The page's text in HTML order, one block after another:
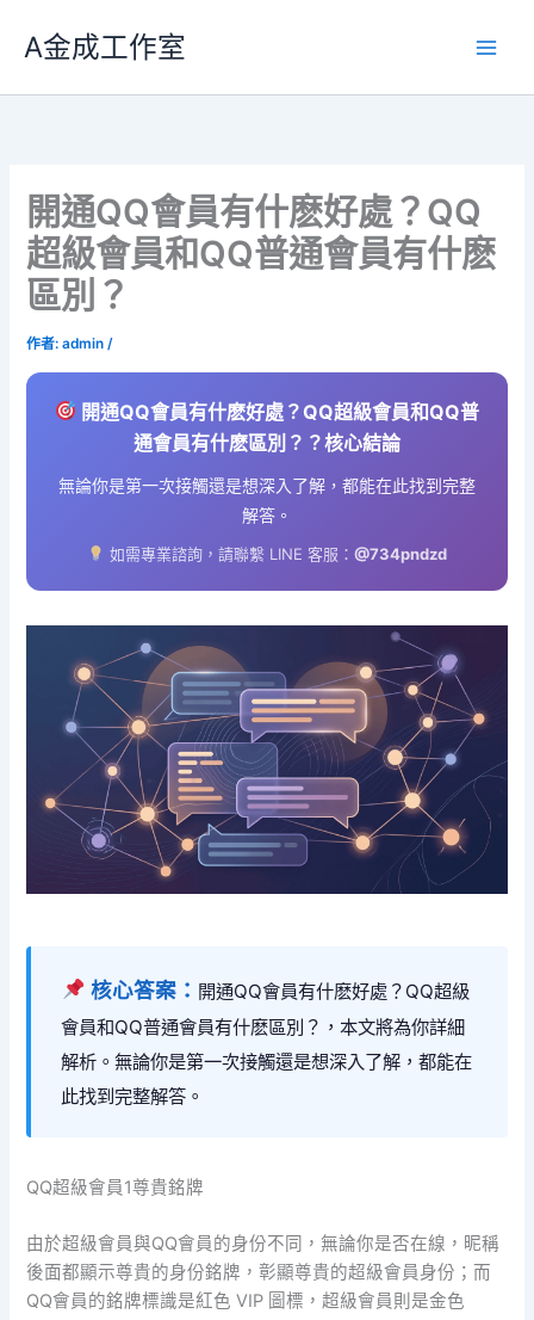
要
A金成工作室
開通QQ會員有什麽好處？QQ
超級會員和QQ普通會員有什麽
區別？
作者:admin/
開通QQ會員有什麽好處？QQ超級會員和QQ普
通會員有什麽區別？？核心結論
無論你是第一次接觸還是想深入了解，都能在此找到完整
解答。
如需專業諮詢，請聯繫 LINE 客服： @734pndzd
核心答案： 開通QQ會員有什麽好處？QQ超級
會員和QQ普通會員有什麽區別？，本文將為你詳細
解析。無論你是第一次接觸還是想深入了解，都能在
此找到完整解答。
QQ超級會員1尊貴銘牌
由於超級會員與QQ會員的身份不同，無論你是否在線，昵稱
後面都顯示尊貴的身份銘牌，彰顯尊貴的超級會員身份；而
QQ會員的銘牌標識是紅色 VIP 圖標，超級會員則是金色